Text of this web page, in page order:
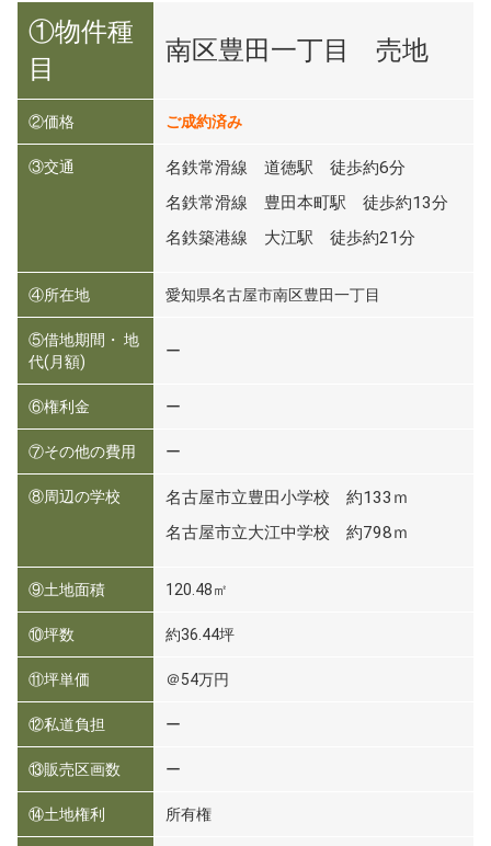
①物件種
目
南区豊田一丁目 売地
②価格 ご成約済み
③交通
名鉄常滑線 道徳駅 徒歩約6分
名鉄常滑線 豊田本町駅 徒歩約13分
名鉄築港線 大江駅 徒歩約21分
④所在地 愛知県名古屋市南区豊田一丁目
⑤借地期間・ 地
代(月額)
ー
⑥権利金 ー
⑦その他の費用 ー
⑧周辺の学校
名古屋市立豊田小学校 約133ｍ
名古屋市立大江中学校 約798ｍ
⑨土地面積 120.48㎡
⑩坪数 約36.44坪
⑪坪単価 ＠54万円
⑫私道負担 ー
⑬販売区画数 ー
⑭土地権利 所有権